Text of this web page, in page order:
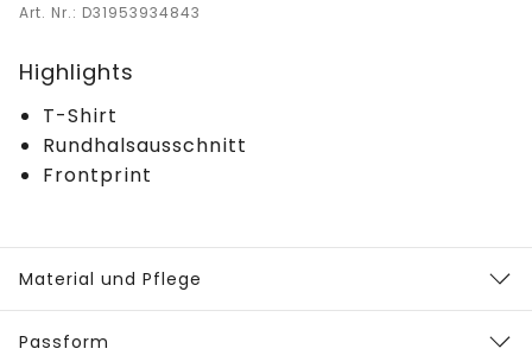
Art. Nr.: D31953934843
Highlights
T-Shirt
Rundhalsausschnitt
Frontprint
Material und Pflege
Passform